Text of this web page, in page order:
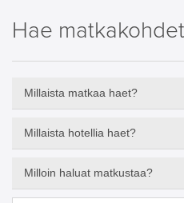
Hae
Millaista matkaa haet?
Millaista hotellia haet?
Milloin haluat matkustaa?